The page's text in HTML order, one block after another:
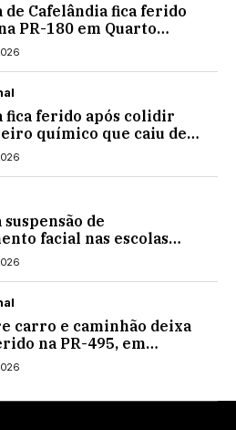
Cafelândia fica ferido
PR-180 em Quarto
fica ferido após colidir
químico que caiu de
467, em Cascavel
suspensão de
facial nas escolas
carro e caminhão deixa
na PR-495, em